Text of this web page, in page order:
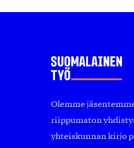
Olemme
riippumaton
yhteiskunnan kirjo